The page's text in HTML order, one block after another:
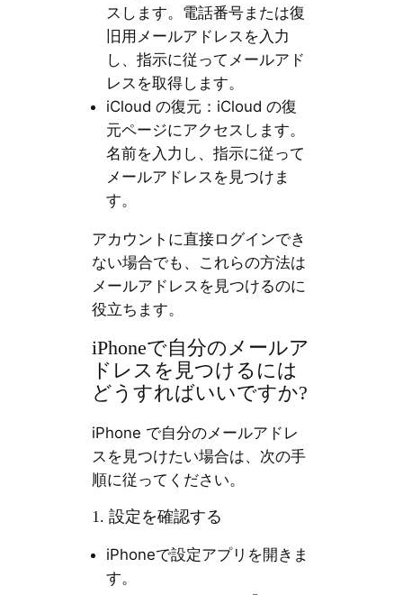
スします。電話番号または復
旧用メールアドレスを入力
し、指示に従ってメールアド
レスを取得します。
iCloud の復元：iCloud の復
元ページにアクセスします。
名前を入力し、指示に従って
メールアドレスを見つけま
す。
アカウントに直接ログインでき
ない場合でも、これらの方法は
メールアドレスを見つけるのに
役立ちます。
iPhoneで自分のメールア
ドレスを見つけるには
どうすればいいですか?
iPhone で自分のメールアドレ
スを見つけたい場合は、次の手
順に従ってください。
1. 設定を確認する
iPhoneで設定アプリを開きま
す。